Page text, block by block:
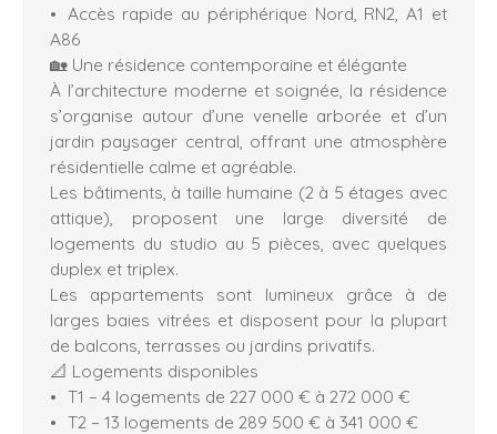
Accès rapide au périphérique Nord, RN2, A1 et
A86
🏡 Une résidence contemporaine et élégante
À l’architecture moderne et soignée, la résidence
s’organise autour d’une venelle arborée et d’un
jardin paysager central, offrant une atmosphère
résidentielle calme et agréable.
Les bâtiments, à taille humaine (2 à 5 étages avec
attique), proposent une large diversité de
logements du studio au 5 pièces, avec quelques
duplex et triplex.
Les appartements sont lumineux grâce à de
larges baies vitrées et disposent pour la plupart
de balcons, terrasses ou jardins privatifs.
📐 Logements disponibles
T1 – 4 logements de 227 000 € à 272 000 €
T2 – 13 logements de 289 500 € à 341 000 €